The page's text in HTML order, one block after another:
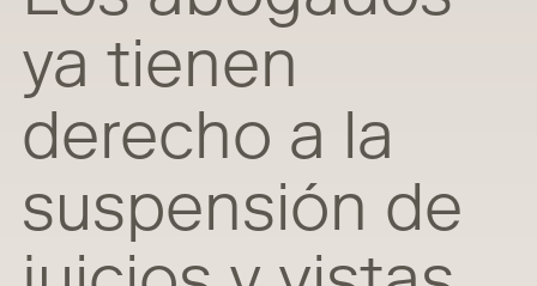
ya tienen
derecho a la
suspensión de